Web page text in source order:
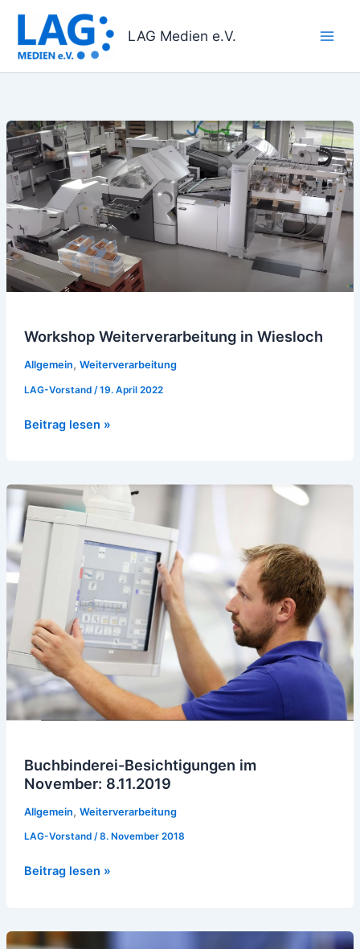
springen
LAG Medien e.V.
Workshop Weiterverarbeitung in Wiesloch
Allgemein, Weiterverarbeitung
LAG-Vorstand /19. April 2022
Workshop
Weiterverarbeitung
in
Wiesloch
Beitrag lesen »
Buchbinderei-Besichtigungen im
November: 8.11.2019
Allgemein, Weiterverarbeitung
LAG-Vorstand /8. November 2018
Buchbinderei-
Besichtigungen
im
November:
8.11.2019
Beitrag lesen »
Workshop